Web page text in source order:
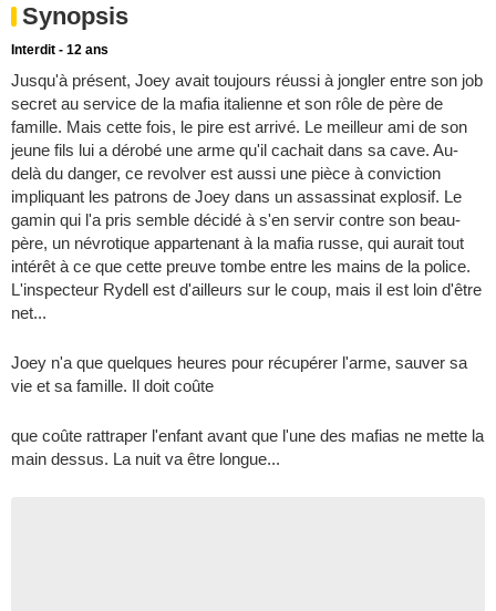
Synopsis
Interdit - 12 ans
Jusqu'à présent, Joey avait toujours réussi à jongler entre son job
secret au service de la mafia italienne et son rôle de père de
famille. Mais cette fois, le pire est arrivé. Le meilleur ami de son
jeune fils lui a dérobé une arme qu'il cachait dans sa cave. Au-
delà du danger, ce revolver est aussi une pièce à conviction
impliquant les patrons de Joey dans un assassinat explosif. Le
gamin qui l'a pris semble décidé à s'en servir contre son beau-
père, un névrotique appartenant à la mafia russe, qui aurait tout
intérêt à ce que cette preuve tombe entre les mains de la police.
L'inspecteur Rydell est d'ailleurs sur le coup, mais il est loin d'être
net...
Joey n'a que quelques heures pour récupérer l'arme, sauver sa
vie et sa famille. Il doit coûte
que coûte rattraper l'enfant avant que l'une des mafias ne mette la
main dessus. La nuit va être longue...